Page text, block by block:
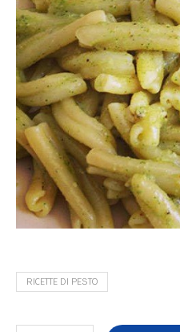
RICETTE DI PESTO